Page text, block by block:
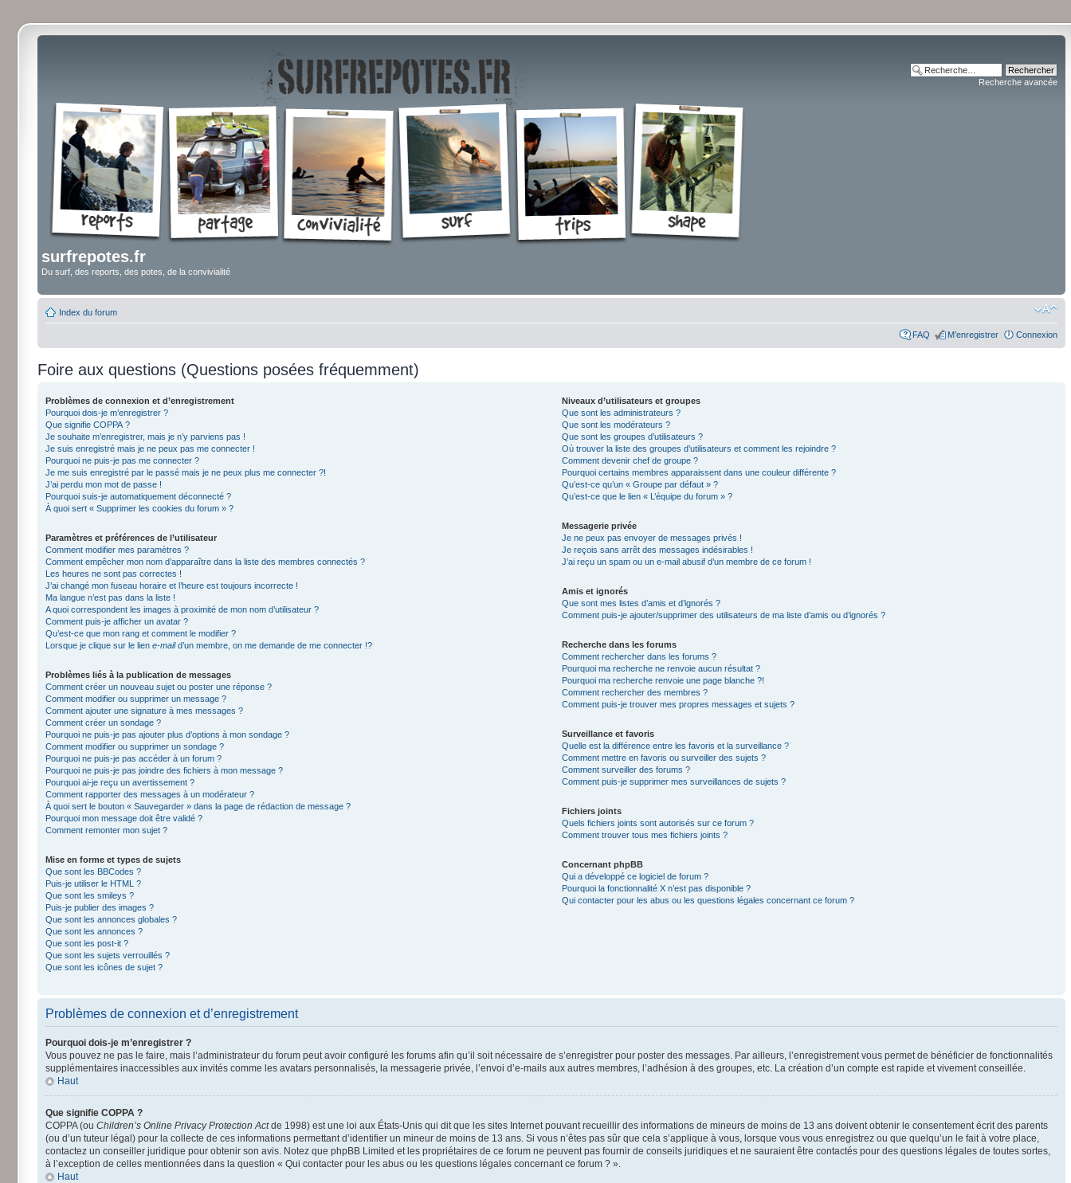
surfrepotes.fr
Du surf, des reports, des potes, de la convivialité
Recherche avancée
Index du forum
FAQ M’enregistrer Connexion
Foire aux questions (Questions posées fréquemment)
Problèmes de connexion et d’enregistrement
Pourquoi dois-je m’enregistrer ?
Que signifie COPPA ?
Je souhaite m’enregistrer, mais je n’y parviens pas !
Je suis enregistré mais je ne peux pas me connecter !
Pourquoi ne puis-je pas me connecter ?
Je me suis enregistré par le passé mais je ne peux plus me connecter ?!
J’ai perdu mon mot de passe !
Pourquoi suis-je automatiquement déconnecté ?
À quoi sert « Supprimer les cookies du forum » ?
Paramètres et préférences de l’utilisateur
Comment modifier mes paramètres ?
Comment empêcher mon nom d’apparaître dans la liste des membres connectés ?
Les heures ne sont pas correctes !
J’ai changé mon fuseau horaire et l’heure est toujours incorrecte !
Ma langue n’est pas dans la liste !
A quoi correspondent les images à proximité de mon nom d’utilisateur ?
Comment puis-je afficher un avatar ?
Qu’est-ce que mon rang et comment le modifier ?
Lorsque je clique sur le lien e-maild’un membre, on me demande de me connecter !?
Problèmes liés à la publication de messages
Comment créer un nouveau sujet ou poster une réponse ?
Comment modifier ou supprimer un message ?
Comment ajouter une signature à mes messages ?
Comment créer un sondage ?
Pourquoi ne puis-je pas ajouter plus d’options à mon sondage ?
Comment modifier ou supprimer un sondage ?
Pourquoi ne puis-je pas accéder à un forum ?
Pourquoi ne puis-je pas joindre des fichiers à mon message ?
Pourquoi ai-je reçu un avertissement ?
Comment rapporter des messages à un modérateur ?
À quoi sert le bouton « Sauvegarder » dans la page de rédaction de message ?
Pourquoi mon message doit être validé ?
Comment remonter mon sujet ?
Mise en forme et types de sujets
Que sont les BBCodes ?
Puis-je utiliser le HTML ?
Que sont les smileys ?
Puis-je publier des images ?
Que sont les annonces globales ?
Que sont les annonces ?
Que sont les post-it ?
Que sont les sujets verrouillés ?
Que sont les icônes de sujet ?
Niveaux d’utilisateurs et groupes
Que sont les administrateurs ?
Que sont les modérateurs ?
Que sont les groupes d’utilisateurs ?
Où trouver la liste des groupes d’utilisateurs et comment les rejoindre ?
Comment devenir chef de groupe ?
Pourquoi certains membres apparaissent dans une couleur différente ?
Qu’est-ce qu’un « Groupe par défaut » ?
Qu’est-ce que le lien « L’équipe du forum » ?
Messagerie privée
Je ne peux pas envoyer de messages privés !
Je reçois sans arrêt des messages indésirables !
J’ai reçu un spam ou un e-mail abusif d’un membre de ce forum !
Amis et ignorés
Que sont mes listes d’amis et d’ignorés ?
Comment puis-je ajouter/supprimer des utilisateurs de ma liste d’amis ou d’ignorés ?
Recherche dans les forums
Comment rechercher dans les forums ?
Pourquoi ma recherche ne renvoie aucun résultat ?
Pourquoi ma recherche renvoie une page blanche ?!
Comment rechercher des membres ?
Comment puis-je trouver mes propres messages et sujets ?
Surveillance et favoris
Quelle est la différence entre les favoris et la surveillance ?
Comment mettre en favoris ou surveiller des sujets ?
Comment surveiller des forums ?
Comment puis-je supprimer mes surveillances de sujets ?
Fichiers joints
Quels fichiers joints sont autorisés sur ce forum ?
Comment trouver tous mes fichiers joints ?
Concernant phpBB
Qui a développé ce logiciel de forum ?
Pourquoi la fonctionnalité X n’est pas disponible ?
Qui contacter pour les abus ou les questions légales concernant ce forum ?
Problèmes de connexion et d’enregistrement
Pourquoi dois-je m’enregistrer ?
Vous pouvez ne pas le faire, mais l’administrateur du forum peut avoir configuré les forums afin qu’il soit nécessaire de s’enregistrer pour poster des messages. Par ailleurs, l’enregistrement vous permet de bénéficier de fonctionnalités
supplémentaires inaccessibles aux invités comme les avatars personnalisés, la messagerie privée, l’envoi d’e-mails aux autres membres, l’adhésion à des groupes, etc. La création d’un compte est rapide et vivement conseillée.
Haut
Que signifie COPPA ?
COPPA (ou Children’s Online Privacy Protection Actde 1998) est une loi aux États-Unis qui dit que les sites Internet pouvant recueillir des informations de mineurs de moins de 13 ans doivent obtenir le consentement écrit des parents
(ou d’un tuteur légal) pour la collecte de ces informations permettant d’identifier un mineur de moins de 13 ans. Si vous n’êtes pas sûr que cela s’applique à vous, lorsque vous vous enregistrez ou que quelqu’un le fait à votre place,
contactez un conseiller juridique pour obtenir son avis. Notez que phpBB Limited et les propriétaires de ce forum ne peuvent pas fournir de conseils juridiques et ne sauraient être contactés pour des questions légales de toutes sortes,
à l’exception de celles mentionnées dans la question « Qui contacter pour les abus ou les questions légales concernant ce forum ? ».
Haut